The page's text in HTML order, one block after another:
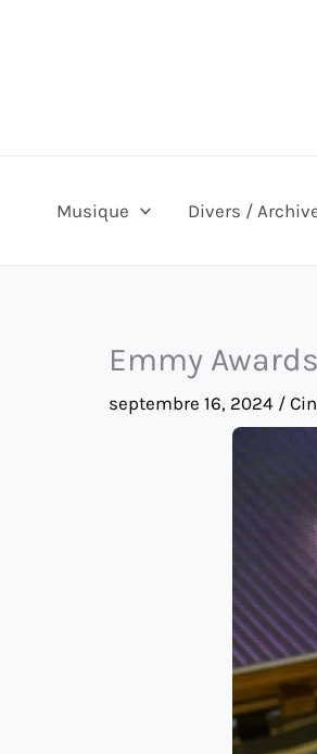
Musique Divers /
Emmy
septembre 16, 2024 /